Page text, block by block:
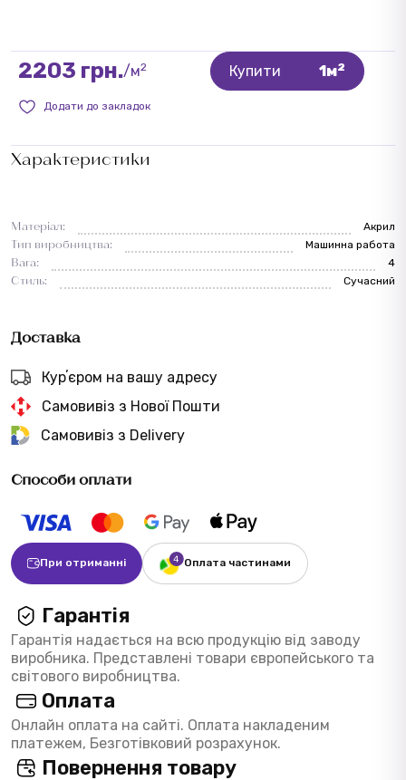
Характеристики
Матеріал:
Акрил
Тип виробництва:
Машинна работа
Вага:
4
Стиль:
Сучасний
Доставка
Курʼєром на вашу адресу
Самовивіз з Нової Пошти
Самовивіз з Delivery
Способи оплати
При отриманні Оплата частинами
Гарантія
Гарантія надається на всю продукцію від заводу
виробника. Представлені товари європейського та
світового виробництва.
Оплата
Онлайн оплата на сайті. Оплата накладеним
платежем, Безготівковий розрахунок.
Повернення товару
2203 грн./м2 Купити 1м2
Додати до закладок